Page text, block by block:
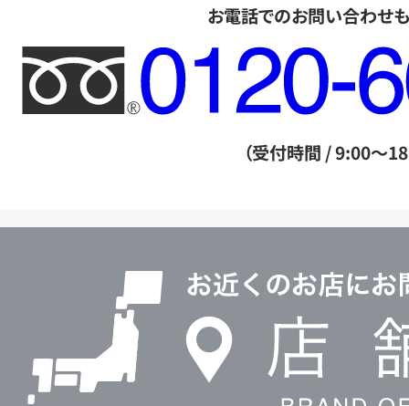
お電話でのお問い合わせ
フ
リ
ー
ル
（受付時間 / 9:00～